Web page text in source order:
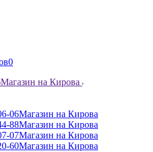
0
Магазин на Кирова
06Магазин на Кирова
88Магазин на Кирова
07Магазин на Кирова
60Магазин на Кирова